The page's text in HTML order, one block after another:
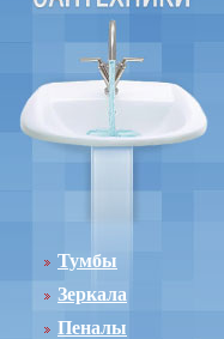
Тумбы
Зеркала
Пеналы